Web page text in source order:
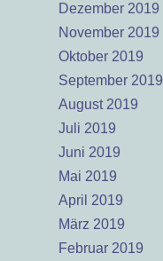
Dezember 2019
November 2019
Oktober 2019
September 2019
August 2019
Juli 2019
Juni 2019
Mai 2019
April 2019
März 2019
Februar 2019